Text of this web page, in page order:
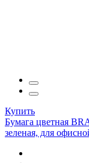
Купить
Бумага цветная
зеленая, для